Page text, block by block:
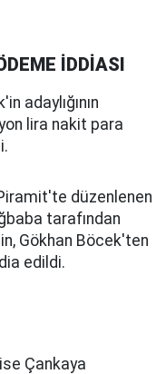
İDDİASI
adaylığının
lira nakit para
düzenlenen
tarafından
Gökhan Böcek'ten
edildi.
Çankaya